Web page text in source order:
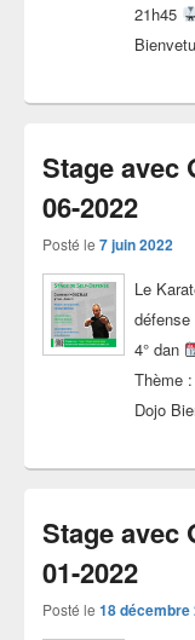
21h45
Stage avec
06-2022
Posté le 7 juin 2022
Le
4° dan
Thème
Dojo
Stage avec
01-2022
Posté le 18 décembre